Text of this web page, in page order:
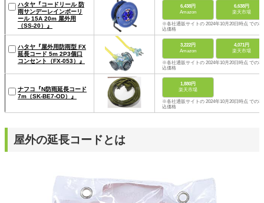
ハタヤ『コードリール 防
雨サンデーレインボーリ
ール 15A 20m 屋外用
（SS-20）』
6,438円
Amazon
6,638円
楽天市場
※各社通販サイトの 2024年10月20日時点 での税
込価格
ハタヤ『屋外用防雨型 FX
延長コード 5m 2P3個口
コンセント（FX-053）』
3,222円
Amazon
4,071円
楽天市場
※各社通販サイトの 2024年10月20日時点 での税
込価格
ナフコ『N防雨延長コード
7m（SK-BE7-OD）』
1,880円
楽天市場
※各社通販サイトの 2024年10月20日時点 での税
込価格
屋外の延長コードとは